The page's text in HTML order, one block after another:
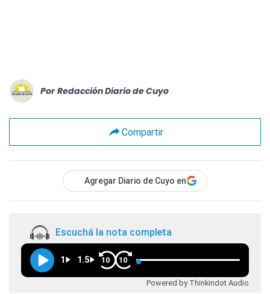
Por Redacción Diario de Cuyo
Compartir
Agregar Diario de Cuyo en
Escuchá la nota completa
1 1.5 10 10
Powered by Thinkindot Audio